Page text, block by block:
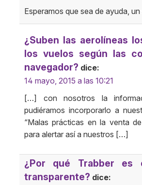
Esperamos que sea de ayuda, un
¿Suben las aerolíneas
los vuelos según las
navegador? dice:
14 mayo, 2015 a las 10:21
[…] con nosotros la
pudiéramos incorporarlo a
“Malas prácticas en la venta
para alertar así a nuestros […]
¿Por qué Trabber es
transparente? dice: